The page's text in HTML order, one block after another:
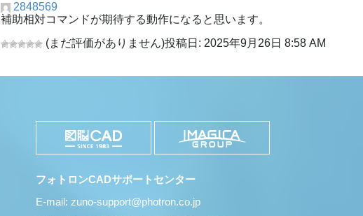
2848569
補助相対コマンドが期待する動作になると思います。
(まだ評価がありません)投稿日: 2025年9月26日 8:58 AM
フォトロンCADサポートセンター
E-mail: zuno-support@photron.co.jp